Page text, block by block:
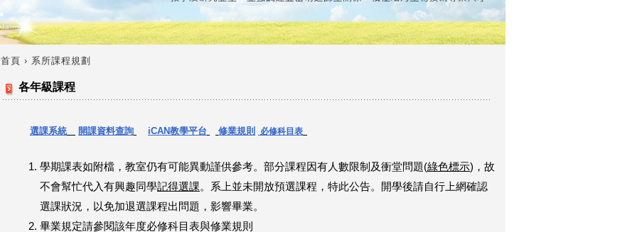
您
首頁 › 系所課程規劃
各年級課程
選課系統 開課資料查詢 iCAN教學平台 修業規則 必修科目表
學期課表如附檔，教室仍有可能異動謹供參考。部分課程因有人數限制及衝堂問題(綠色標示)，故
不會幫忙代入有興趣同學記得選課。系上並未開放預選課程，特此公告。開學後請自行上網確認
選課狀況，以免加退選課程出問題，影響畢業。
畢業規定請參閱該年度必修科目表與修業規則